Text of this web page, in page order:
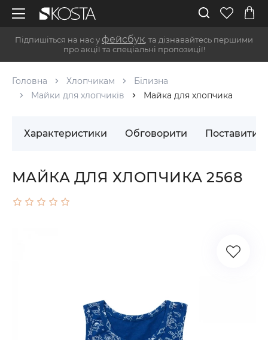
Підпишіться на нас у фейсбук , та дізнавайтесь першими
про акції та спеціальні пропозиції!
Головна Хлопчикам
Білизна
Майки для хлопчиків
Майка для хлопчика
Характеристики Обговорити Поставити
МАЙКА ДЛЯ ХЛОПЧИКА 2568